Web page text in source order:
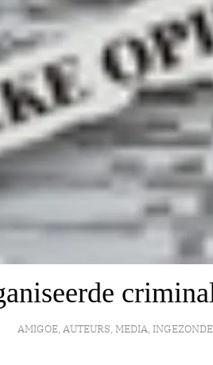
AMIGOE, AUTEURS, MEDIA,